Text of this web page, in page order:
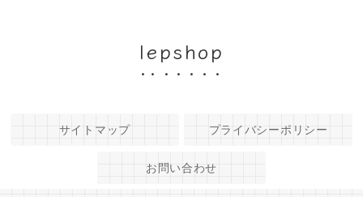
lepshop
サイトマップ プライバシーポリシー
お問い合わせ